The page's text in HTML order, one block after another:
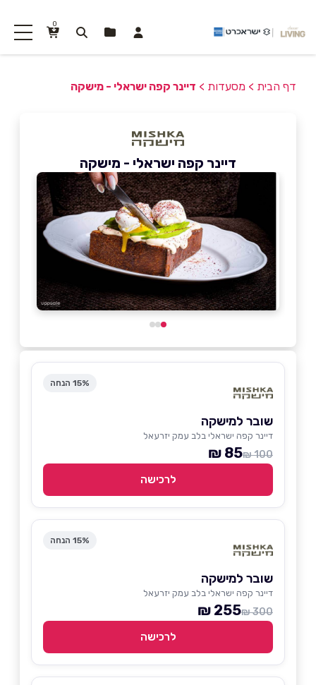
0
דף הבית > מסעדות > דיינר קפה ישראלי - מישקה
דיינר קפה ישראלי - מישקה
15% הנחה
שובר למישקה
דיינר קפה ישראלי בלב עמק יזרעאל
100 ₪
85 ₪
לרכישה
15% הנחה
שובר למישקה
דיינר קפה ישראלי בלב עמק יזרעאל
300 ₪
255 ₪
לרכישה